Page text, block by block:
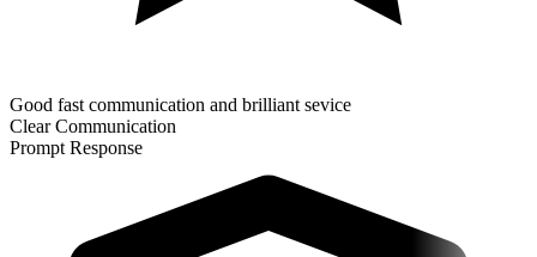
Good fast communication and brilliant sevice
Clear Communication
Prompt Response